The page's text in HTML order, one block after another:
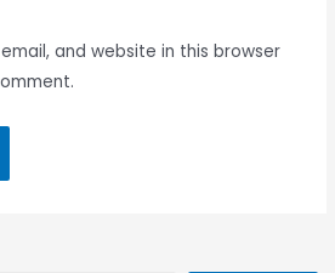
and website in this browser